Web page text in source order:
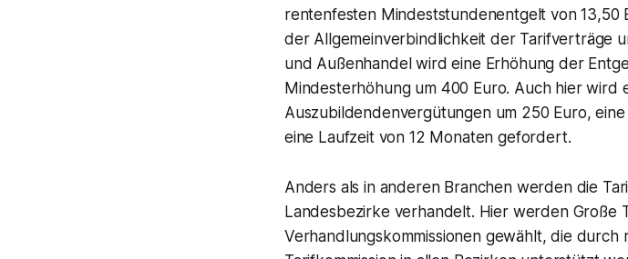
rentenfesten Mindeststundenentgelt von 13,50
der Allgemeinverbindlichkeit der Tarifverträge
und Außenhandel wird eine Erhöhung der
Mindesterhöhung um 400 Euro. Auch hier wird
Auszubildendenvergütungen um 250 Euro,
eine Laufzeit von 12 Monaten gefordert.
Anders als in anderen Branchen werden die
Landesbezirke verhandelt. Hier werden Große
Verhandlungskommissionen gewählt, die